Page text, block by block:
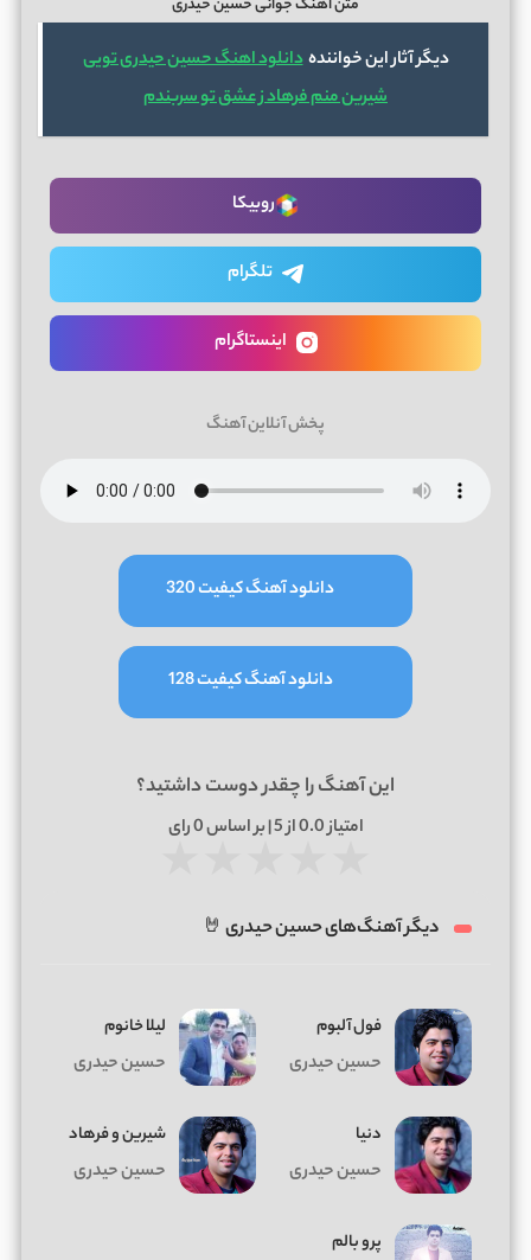
متن اهنگ جوانی حسین حیدری
دیگر آثار این خوانندهدانلود اهنگ حسین حیدری تویی
شیرین منم فرهاد ز عشق تو سربندم
روبیکا
تلگرام
اینستاگرام
پخش آنلاین آهنگ
دانلود آهنگ کیفیت 320
دانلود آهنگ کیفیت 128
این آهنگ را چقدر دوست داشتید؟
امتیاز0.0از 5 | بر اساس 0رای
دیگر آهنگ‌های حسین حیدری 🤘
فول آلبوم
حسین حیدری
لیلا خانوم
حسین حیدری
دنیا
حسین حیدری
شیرین و فرهاد
حسین حیدری
پرو بالم